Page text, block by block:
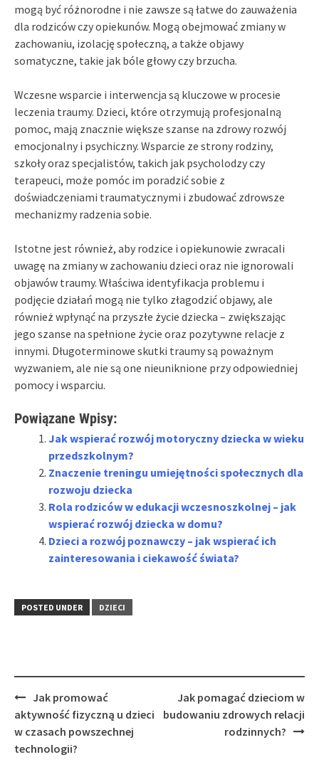
mogą być różnorodne i nie zawsze są łatwe do zauważenia
dla rodziców czy opiekunów. Mogą obejmować zmiany w
zachowaniu, izolację społeczną, a także objawy
somatyczne, takie jak bóle głowy czy brzucha.
Wczesne wsparcie i interwencja są kluczowe w procesie
leczenia traumy. Dzieci, które otrzymują profesjonalną
pomoc, mają znacznie większe szanse na zdrowy rozwój
emocjonalny i psychiczny. Wsparcie ze strony rodziny,
szkoły oraz specjalistów, takich jak psycholodzy czy
terapeuci, może pomóc im poradzić sobie z
doświadczeniami traumatycznymi i zbudować zdrowsze
mechanizmy radzenia sobie.
Istotne jest również, aby rodzice i opiekunowie zwracali
uwagę na zmiany w zachowaniu dzieci oraz nie ignorowali
objawów traumy. Właściwa identyfikacja problemu i
podjęcie działań mogą nie tylko złagodzić objawy, ale
również wpłynąć na przyszłe życie dziecka – zwiększając
jego szanse na spełnione życie oraz pozytywne relacje z
innymi. Długoterminowe skutki traumy są poważnym
wyzwaniem, ale nie są one nieuniknione przy odpowiedniej
pomocy i wsparciu.
Powiązane Wpisy:
Jak wspierać rozwój motoryczny dziecka w wieku
przedszkolnym?
Znaczenie treningu umiejętności społecznych dla
rozwoju dziecka
Rola rodziców w edukacji wczesnoszkolnej – jak
wspierać rozwój dziecka w domu?
Dzieci a rozwój poznawczy – jak wspierać ich
zainteresowania i ciekawość świata?
POSTED UNDER DZIECI
Post
navigation
Jak promować
aktywność fizyczną u dzieci
w czasach powszechnej
technologii?
Jak pomagać dzieciom w
budowaniu zdrowych relacji
rodzinnych?